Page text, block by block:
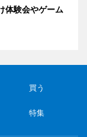
体験会やゲーム
買う
特集